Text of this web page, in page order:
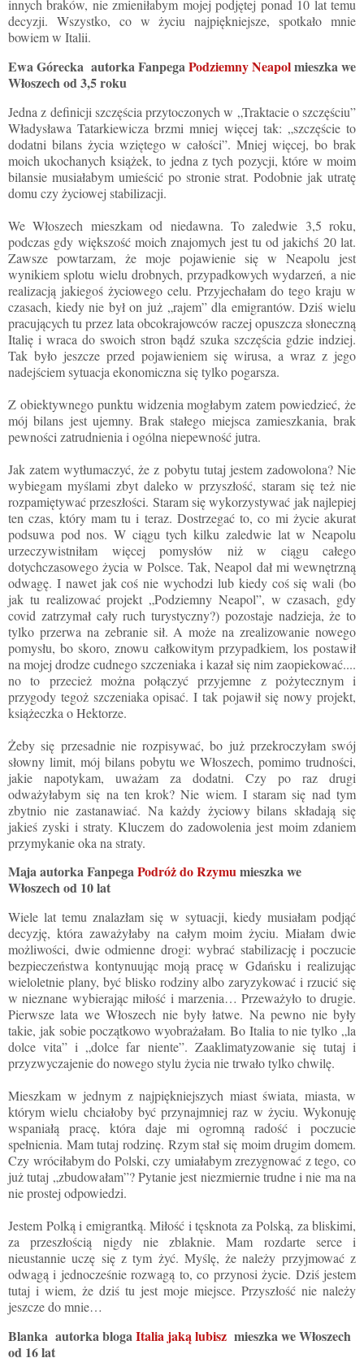
innych braków, nie zmieniłabym mojej podjętej ponad 10 lat temu
decyzji. Wszystko, co w życiu najpiękniejsze, spotkało mnie
bowiem w Italii.
Ewa Górecka autorka FanpegaPodziemny Neapolmieszka we
Włoszech od 3,5 roku
Jedna z definicji szczęścia przytoczonych w „Traktacie o szczęściu”
Władysława Tatarkiewicza brzmi mniej więcej tak: „szczęście to
dodatni bilans życia wziętego w całości”. Mniej więcej, bo brak
moich ukochanych książek, to jedna z tych pozycji, które w moim
bilansie musiałabym umieścić po stronie strat. Podobnie jak utratę
domu czy życiowej stabilizacji.
We Włoszech mieszkam od niedawna. To zaledwie 3,5 roku,
podczas gdy większość moich znajomych jest tu od jakichś 20 lat.
Zawsze powtarzam, że moje pojawienie się w Neapolu jest
wynikiem splotu wielu drobnych, przypadkowych wydarzeń, a nie
realizacją jakiegoś życiowego celu. Przyjechałam do tego kraju w
czasach, kiedy nie był on już „rajem” dla emigrantów. Dziś wielu
pracujących tu przez lata obcokrajowców raczej opuszcza słoneczną
Italię i wraca do swoich stron bądź szuka szczęścia gdzie indziej.
Tak było jeszcze przed pojawieniem się wirusa, a wraz z jego
nadejściem sytuacja ekonomiczna się tylko pogarsza.
Z obiektywnego punktu widzenia mogłabym zatem powiedzieć, że
mój bilans jest ujemny. Brak stałego miejsca zamieszkania, brak
pewności zatrudnienia i ogólna niepewność jutra.
Jak zatem wytłumaczyć, że z pobytu tutaj jestem zadowolona? Nie
wybiegam myślami zbyt daleko w przyszłość, staram się też nie
rozpamiętywać przeszłości. Staram się wykorzystywać jak najlepiej
ten czas, który mam tu i teraz. Dostrzegać to, co mi życie akurat
podsuwa pod nos. W ciągu tych kilku zaledwie lat w Neapolu
urzeczywistniłam więcej pomysłów niż w ciągu całego
dotychczasowego życia w Polsce. Tak, Neapol dał mi wewnętrzną
odwagę. I nawet jak coś nie wychodzi lub kiedy coś się wali (bo
jak tu realizować projekt „Podziemny Neapol”, w czasach, gdy
covid zatrzymał cały ruch turystyczny?) pozostaje nadzieja, że to
tylko przerwa na zebranie sił. A może na zrealizowanie nowego
pomysłu, bo skoro, znowu całkowitym przypadkiem, los postawił
na mojej drodze cudnego szczeniaka i kazał się nim zaopiekować....
no to przecież można połączyć przyjemne z pożytecznym i
przygody tegoż szczeniaka opisać. I tak pojawił się nowy projekt,
książeczka o Hektorze.
Żeby się przesadnie nie rozpisywać, bo już przekroczyłam swój
słowny limit, mój bilans pobytu we Włoszech, pomimo trudności,
jakie napotykam, uważam za dodatni. Czy po raz drugi
odważyłabym się na ten krok? Nie wiem. I staram się nad tym
zbytnio nie zastanawiać. Na każdy życiowy bilans składają się
jakieś zyski i straty. Kluczem do zadowolenia jest moim zdaniem
przymykanie oka na straty.
Majaautorka FanpegaPodróż do Rzymumieszka we
Włoszech od 10 lat
Wiele lat temu znalazłam się w sytuacji, kiedy musiałam podjąć
decyzję, która zaważyłaby na całym moim życiu. Miałam dwie
możliwości, dwie odmienne drogi: wybrać stabilizację i poczucie
bezpieczeństwa kontynuując moją pracę w Gdańsku i realizując
wieloletnie plany, być blisko rodziny albo zaryzykować i rzucić się
w nieznane wybierając miłość i marzenia… Przeważyło to drugie.
Pierwsze lata we Włoszech nie były łatwe. Na pewno nie były
takie, jak sobie początkowo wyobrażałam. Bo Italia to nie tylko „la
dolce vita” i „dolce far niente”. Zaaklimatyzowanie się tutaj i
przyzwyczajenie do nowego stylu życia nie trwało tylko chwilę.
Mieszkam w jednym z najpiękniejszych miast świata, miasta, w
którym wielu chciałoby być przynajmniej raz w życiu. Wykonuję
wspaniałą pracę, która daje mi ogromną radość i poczucie
spełnienia. Mam tutaj rodzinę. Rzym stał się moim drugim domem.
Czy wróciłabym do Polski, czy umiałabym zrezygnować z tego, co
już tutaj „zbudowałam”? Pytanie jest niezmiernie trudne i nie ma na
nie prostej odpowiedzi.
Jestem Polką i emigrantką. Miłość i tęsknota za Polską, za bliskimi,
za przeszłością nigdy nie zblaknie. Mam rozdarte serce i
nieustannie uczę się z tym żyć. Myślę, że należy przyjmować z
odwagą i jednocześnie rozwagą to, co przynosi życie. Dziś jestem
tutaj i wiem, że dziś tu jest moje miejsce. Przyszłość nie należy
jeszcze do mnie…
Blanka autorka blogaItalia jaką lubisz mieszka we Włoszech
od 16 lat